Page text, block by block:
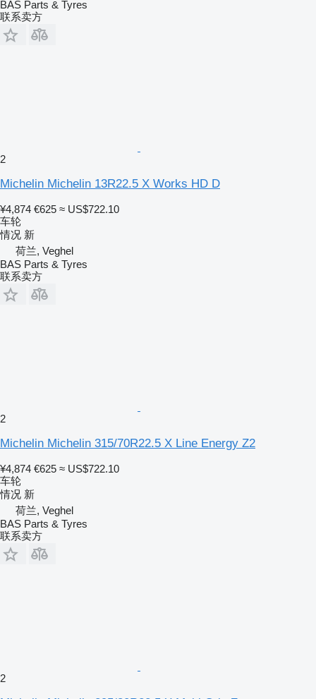
BAS Parts & Tyres
联系卖方
2
Michelin Michelin 13R22.5 X Works HD D
¥4,874 €625 ≈ US$722.10
车轮
情况 新
荷兰, Veghel
BAS Parts & Tyres
联系卖方
2
Michelin Michelin 315/70R22.5 X Line Energy Z2
¥4,874 €625 ≈ US$722.10
车轮
情况 新
荷兰, Veghel
BAS Parts & Tyres
联系卖方
2